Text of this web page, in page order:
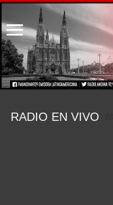
RADIO EN VIVO